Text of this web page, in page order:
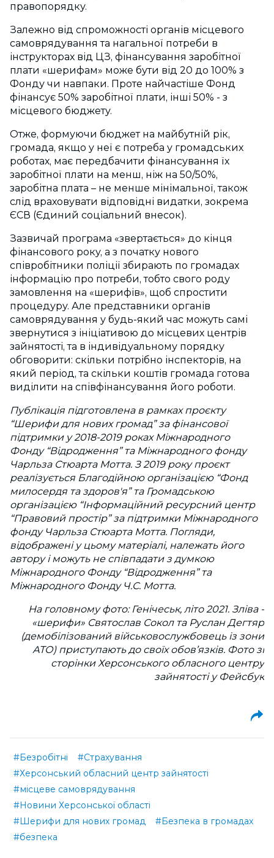
правопорядку.
Залежно від спроможності органів місцевого
самоврядування та нагальної потреби в
інструкторах від ЦЗ, фінансування заробітної
плати «шерифам» може бути від 20 до 100% з
Фонду чи навпаки. Проте найчастіше Фонд
фінансує 50% заробітної плати, інші 50% - з
місцевого бюджету.
Отже, формуючи бюджет на майбутній рік,
громада, якщо у неї є потреба у громадських
роботах, має передбачити фінансування їх
заробітної плати на менш, ніж на 50/50%,
заробітна плата – не менше мінімальної, також
слід враховувати відповідні видатки, зокрема
ЄСВ (Єдиний соціальний внесок).
Зазвичай програма «звертається» до кінця
фінансового року, а з початку нового
співробітники поліції збирають по громадах
інформацію про потреби, тобто свого роду
замовлення на «шерифів», щоб спростити
процедуру. Але представники органів
самоврядування у будь-який час можуть самі
звернутися з ініціативою до місцевих центрів
зайнятості, та в індивідуальному порядку
обговорити: скільки потрібно інспекторів, на
який період, та скільки коштів громада готова
виділити на співфінансування його роботи.
Публікація підготовлена в рамках проєкту
“Шерифи для нових громад” за фінансової
підтримки у 2018-2019 роках Міжнародного
Фонду “Відродження” та Міжнародного фонду
Чарльза Стюарта Мотта. З 2019 року проєкт
реалізується Благодійною організацією “Фонд
милосердя та здоров'я” та Громадською
організацією “Інформаційний ресурсний центр
“Правовий простір” за підтримки Міжнародного
фонду Чарльза Стюарта Мотта. Погляди,
відображені у цьому матеріалі, належать його
автору і можуть не співпадати з думкою
Міжнародного Фонду “Відродження” та
Міжнародного Фонду Ч.С. Мотта.
На головному фото: Генічеськ, літо 2021. Зліва -
«шерифи» Святослав Сокол та Руслан Дегтяр
(демобілізований військовослужбовець із зони
АТО) приступають до своїх обов’язків. Фото зі
сторінки Херсонського обласного центру
зайнятості у Фейсбук
#Безробітні
#Страхування
#Херсонський обласний центр зайнятості
#місцеве самоврядування
#Новини Херсонської області
#Шерифи для нових громад
#Безпека в громадах
#безпека